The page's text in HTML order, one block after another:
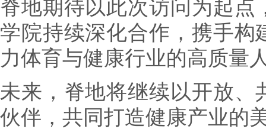
脊地期待以此次访问为起
学院持续深化合作，携手
力体育与健康行业的高质量
未来，脊地将继续以开放
伙伴，共同打造健康产业的